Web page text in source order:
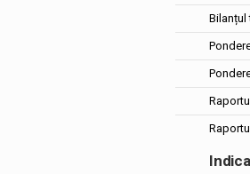
Bilanțul